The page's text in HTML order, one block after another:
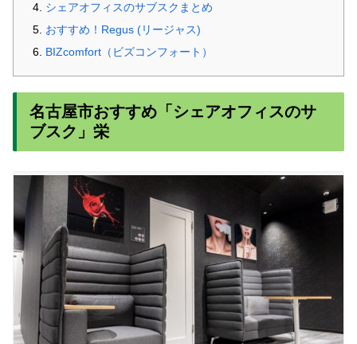
シェアオフィスのサブスクまとめ
おすすめ！Regus (リージャス)
BIZcomfort（ビズコンフォート）
名古屋市おすすめ「シェアオフィスのサ
ブスク」栄